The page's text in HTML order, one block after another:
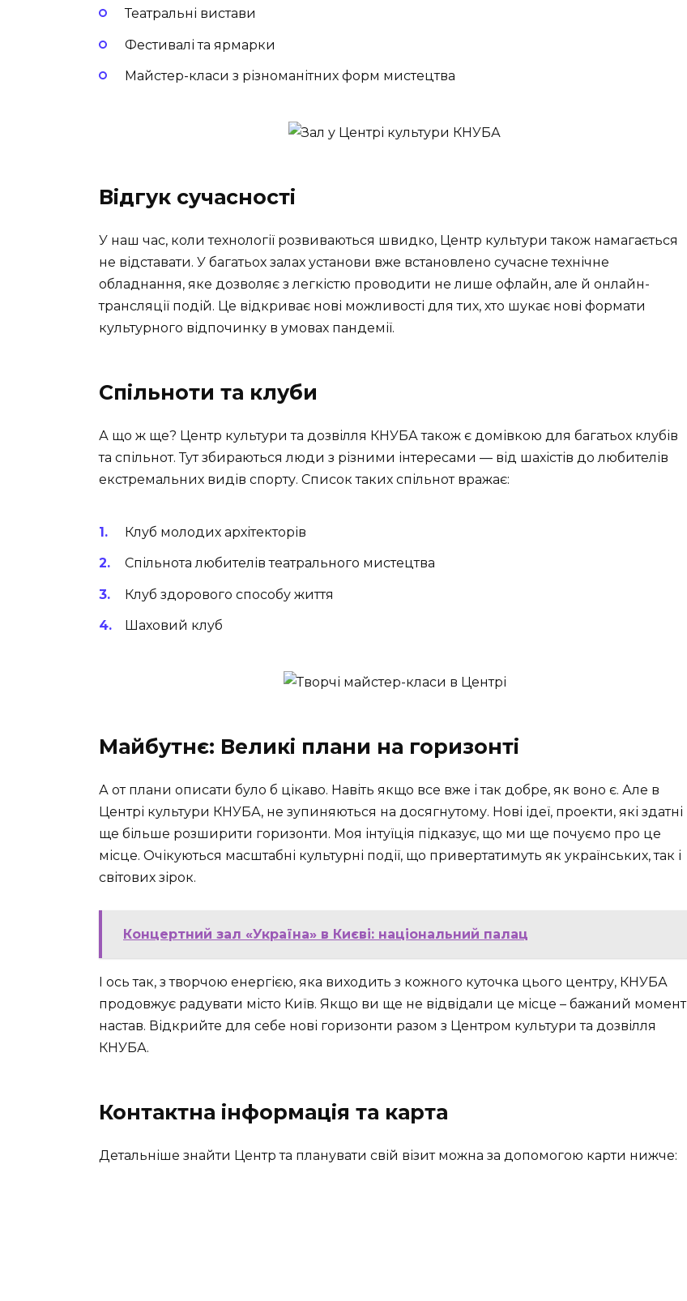
Театральні вистави
Фестивалі та ярмарки
Майстер-класи з різноманітних форм мистецтва
Відгук сучасності
У наш час, коли технології розвиваються швидко, Центр культури також намагається
не відставати. У багатьох залах установи вже встановлено сучасне технічне
обладнання, яке дозволяє з легкістю проводити не лише офлайн, але й онлайн-
трансляції подій. Це відкриває нові можливості для тих, хто шукає нові формати
культурного відпочинку в умовах пандемії.
Спільноти та клуби
А що ж ще? Центр культури та дозвілля КНУБА також є домівкою для багатьох клубів
та спільнот. Тут збираються люди з різними інтересами — від шахістів до любителів
екстремальних видів спорту. Список таких спільнот вражає:
Клуб молодих архітекторів
Спільнота любителів театрального мистецтва
Клуб здорового способу життя
Шаховий клуб
Майбутнє: Великі плани на горизонті
А от плани описати було б цікаво. Навіть якщо все вже і так добре, як воно є. Але в
Центрі культури КНУБА, не зупиняються на досягнутому. Нові ідеї, проекти, які здатні
ще більше розширити горизонти. Моя інтуїція підказує, що ми ще почуємо про це
місце. Очікуються масштабні культурні події, що привертатимуть як українських, так і
світових зірок.
Концертний зал «Україна» в Києві: національний палац
І ось так, з творчою енергією, яка виходить з кожного куточка цього центру, КНУБА
продовжує радувати місто Київ. Якщо ви ще не відвідали це місце – бажаний момент
настав. Відкрийте для себе нові горизонти разом з Центром культури та дозвілля
КНУБА.
Контактна інформація та карта
Детальніше знайти Центр та планувати свій візит можна за допомогою карти нижче: